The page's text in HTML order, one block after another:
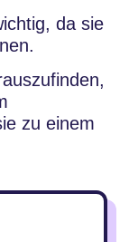
da sie
zu einem